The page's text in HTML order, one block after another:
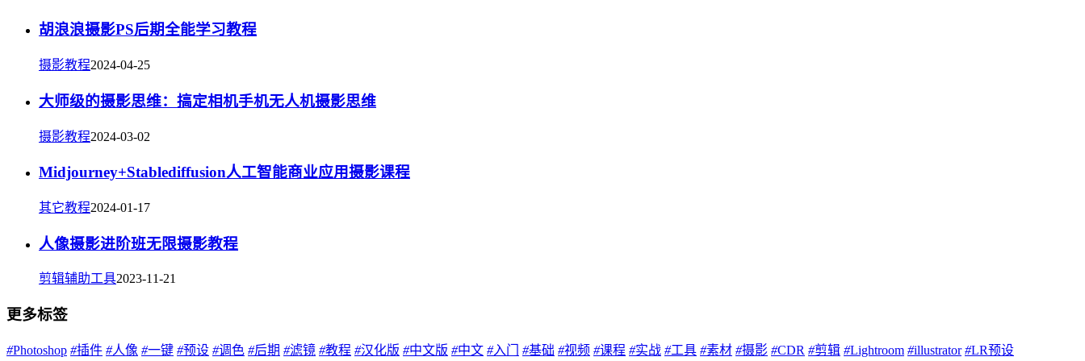
胡浪浪摄影PS后期全能学习教程
摄影教程2024-04-25
大师级的摄影思维：搞定相机手机无人机摄影思维
摄影教程2024-03-02
Midjourney+Stablediffusion人工智能商业应用摄影课程
其它教程2024-01-17
人像摄影进阶班无限摄影教程
剪辑辅助工具2023-11-21
更多标签
#Photoshop #插件 #人像 #一键 #预设 #调色 #后期 #滤镜 #教程 #汉化版 #中文版 #中文 #入门 #基础 #视频 #课程 #实战 #工具 #素材 #摄影 #CDR #剪辑 #Lightroom #illustrator #LR预设